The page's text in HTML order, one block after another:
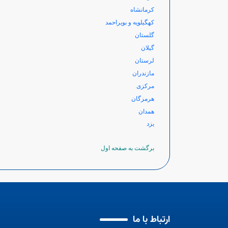
کرمانشاه
کهگیلویه و بویراحمد
گلستان
گیلان
لرستان
مازندران
مرکزی
هرمزگان
همدان
یزد
برگشت به صفحه اول
ارتباط با ما